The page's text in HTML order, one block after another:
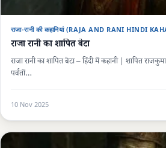
राजा-रानी की कहानियां (RAJA AND RANI HINDI
राजा रानी का शापित बेटा
राजा रानी का शापित बेटा – हिंदी में कहानी | शापित
पर्वतों…
10 Nov 2025